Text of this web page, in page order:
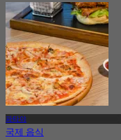
에서฿ 569
파타야
국제 음식